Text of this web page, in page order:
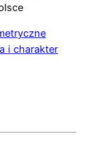
i charakter